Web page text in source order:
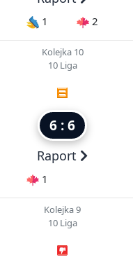
1 2
Kolejka 10
10 Liga
6 : 6
Raport
1
Kolejka 9
10 Liga